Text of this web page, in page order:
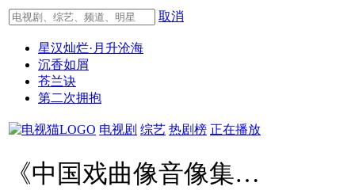
取消
星汉灿烂·月升沧海
沉香如屑
苍兰诀
第二次拥抱
电视剧 综艺 热剧榜 正在播放
《中国戏曲像音像集萃》简介